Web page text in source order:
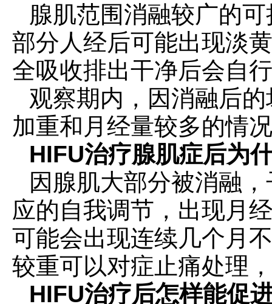
腺肌范围消融较广的
部分人经后可能出现淡
全吸收排出干净后会自
观察期内，因消融后
加重和月经量较多的情
HIFU治疗腺肌症后为
因腺肌大部分被消融
应的自我调节，出现月
可能会出现连续几个月
较重可以对症止痛处理
HIFU治疗后怎样能促